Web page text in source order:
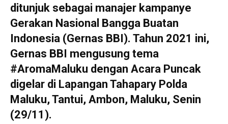
ditunjuk sebagai manajer kampanye
Gerakan Nasional Bangga Buatan
Indonesia (Gernas BBI). Tahun 2021 ini,
Gernas BBI mengusung tema
#AromaMaluku dengan Acara Puncak
digelar di Lapangan Tahapary Polda
Maluku, Tantui, Ambon, Maluku, Senin
(29/11).